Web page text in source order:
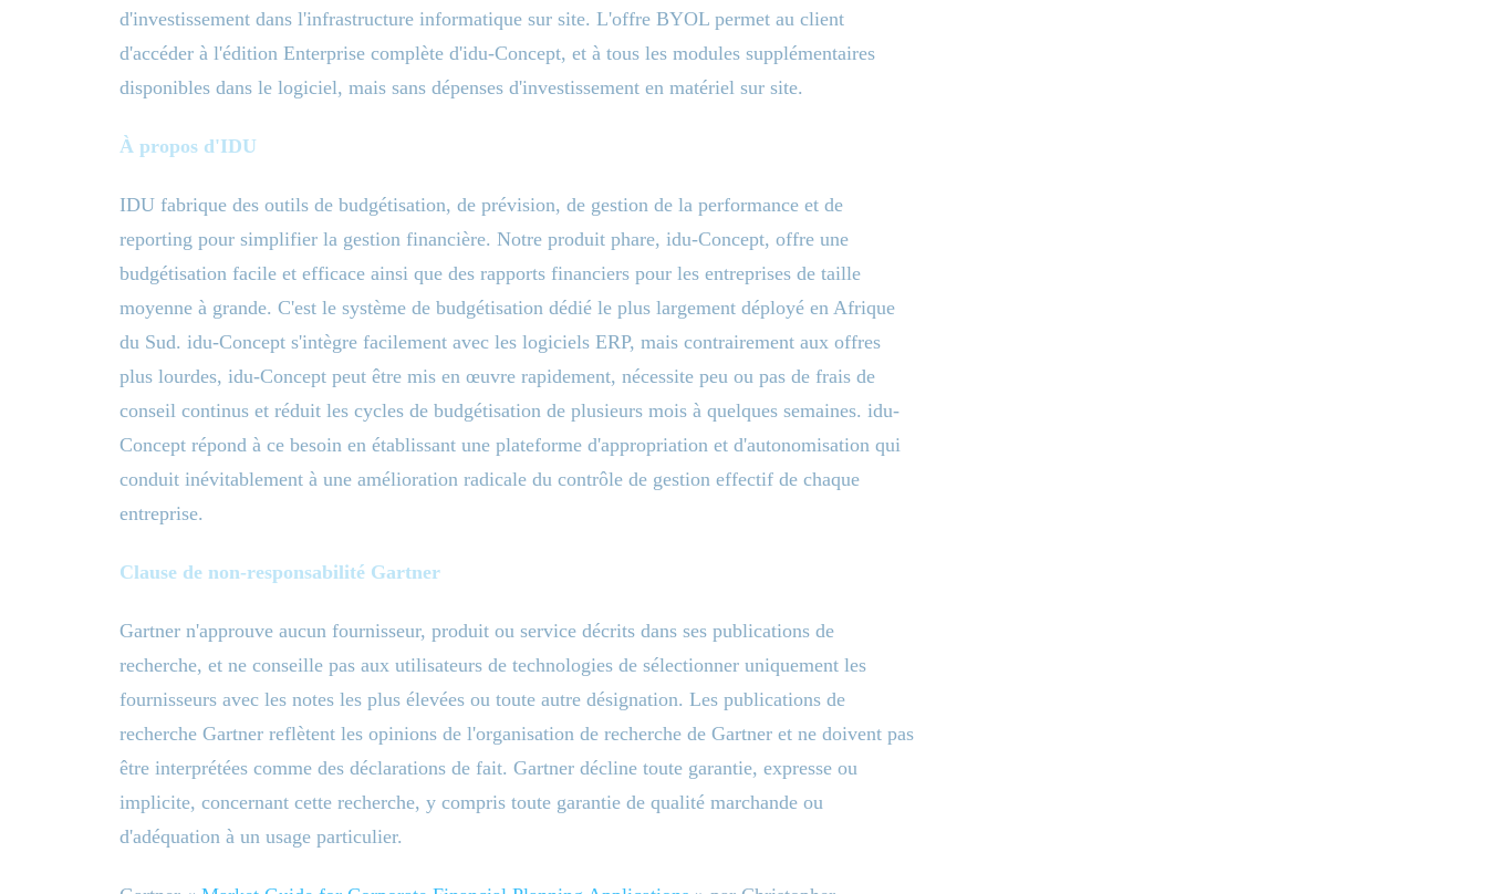
d'investissement dans l'infrastructure informatique sur site. L'offre BYOL permet au client
d'accéder à l'édition Enterprise complète d'idu-Concept, et à tous les modules supplémentaires
disponibles dans le logiciel, mais sans dépenses d'investissement en matériel sur site.
À propos d'IDU
IDU fabrique des outils de budgétisation, de prévision, de gestion de la performance et de
reporting pour simplifier la gestion financière. Notre produit phare, idu-Concept, offre une
budgétisation facile et efficace ainsi que des rapports financiers pour les entreprises de taille
moyenne à grande. C'est le système de budgétisation dédié le plus largement déployé en Afrique
du Sud. idu-Concept s'intègre facilement avec les logiciels ERP, mais contrairement aux offres
plus lourdes, idu-Concept peut être mis en œuvre rapidement, nécessite peu ou pas de frais de
conseil continus et réduit les cycles de budgétisation de plusieurs mois à quelques semaines. idu-
Concept répond à ce besoin en établissant une plateforme d'appropriation et d'autonomisation qui
conduit inévitablement à une amélioration radicale du contrôle de gestion effectif de chaque
entreprise.
Clause de non-responsabilité Gartner
Gartner n'approuve aucun fournisseur, produit ou service décrits dans ses publications de
recherche, et ne conseille pas aux utilisateurs de technologies de sélectionner uniquement les
fournisseurs avec les notes les plus élevées ou toute autre désignation. Les publications de
recherche Gartner reflètent les opinions de l'organisation de recherche de Gartner et ne doivent pas
être interprétées comme des déclarations de fait. Gartner décline toute garantie, expresse ou
implicite, concernant cette recherche, y compris toute garantie de qualité marchande ou
d'adéquation à un usage particulier.